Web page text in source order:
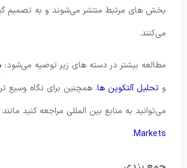
بخش های مرتبط منتشر می‌شوند و به تصمیم
می‌کنند.
مطالعه بیشتر در دسته های زیر توصیه می‌شود:
و تحلیل آلتکوین ها. همچنین برای نگاه وسیع
می‌توانید به منابع بین المللی مراجعه کنید مانند
Markets
.